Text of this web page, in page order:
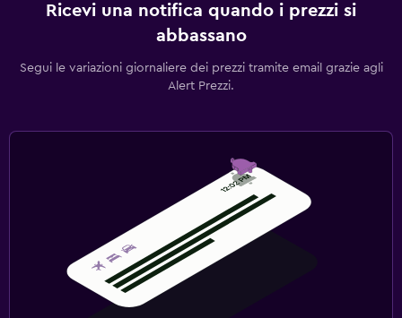
Ricevi una notifica quando i prezzi si
abbassano
Segui le variazioni giornaliere dei prezzi tramite email grazie agli
Alert Prezzi.